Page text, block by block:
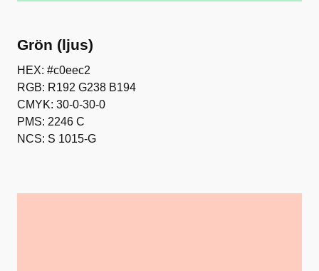
Grön (ljus)
HEX: #c0eec2
RGB: R192 G238 B194
CMYK: 30-0-30-0
PMS: 2246 C
NCS: S 1015-G